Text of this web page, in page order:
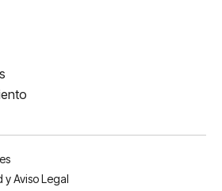
Aviso Legal